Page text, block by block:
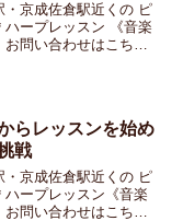
・京成佐倉駅近くの ピ
ハープレッスン 《音楽
問い合わせはこちら
らレッスンを始め
戦
・京成佐倉駅近くの ピ
ハープレッスン《音楽
問い合わせはこちら